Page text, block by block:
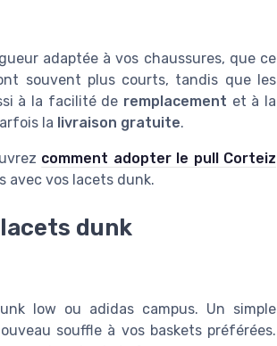
adaptée à vos chaussures, que ce
souvent plus courts, tandis que les
à la facilité de remplacement et à la
la livraison gratuite.
comment adopter le pull Corteiz
avec vos lacets dunk.
dunk
low ou adidas campus. Un simple
souffle à vos baskets préférées.